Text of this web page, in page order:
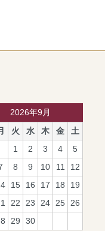
2026年9月
火 水 木 金
土
1
2 3 4
5
8 9 10 11
12
15 16 17 18
19
22 23 24 25
26
29 30